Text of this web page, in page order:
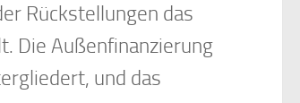
Rückstellungen das
Die Außenfinanzierung
und das